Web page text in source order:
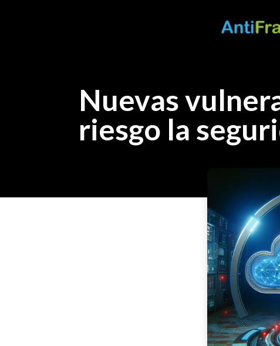
Nuevas
riesgo la